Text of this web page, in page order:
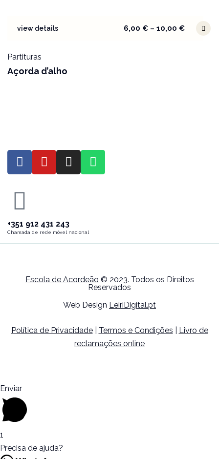
view details 6,00 €– 10,00 €
Partituras
Açorda d’alho
+351 912 431 243
Chamada de rede móvel nacional
Escola de Acordeão © 2023. Todos os Direitos
Reservados
Web Design LeiriDigital.pt
Política de Privacidade| Termos e Condições
Livro de
reclamações online
Enviar
1
Precisa de ajuda?